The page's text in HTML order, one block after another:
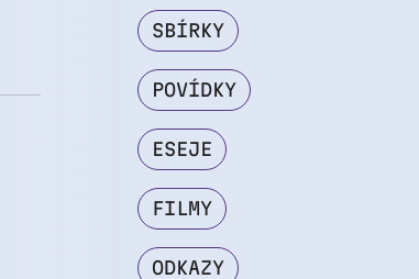
SBÍRKY
POVÍDKY
ESEJE
FILMY
ODKAZY